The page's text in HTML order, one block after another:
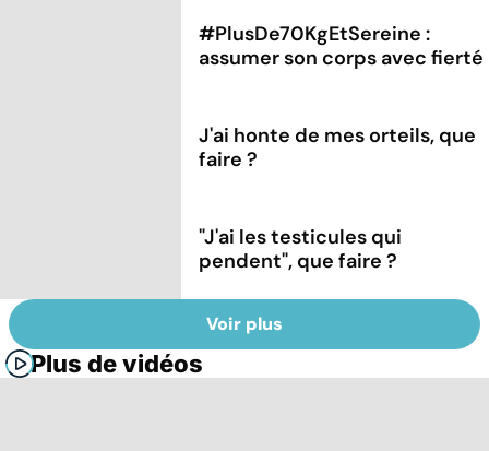
#PlusDe70KgEtSereine :
assumer son corps avec fierté
J'ai honte de mes orteils, que
faire ?
"J'ai les testicules qui
pendent", que faire ?
Voir plus
Plus de vidéos